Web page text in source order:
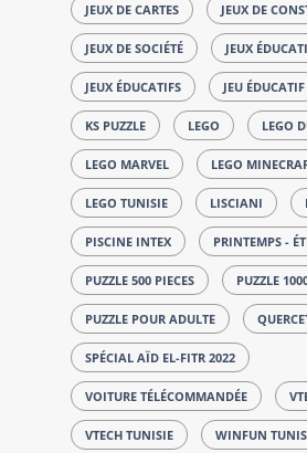
JEUX DE CARTES JEUX DE
JEUX DE SOCIÉTÉ JEUX
JEUX ÉDUCATIFS JEU ÉDUCATIF
KS PUZZLE LEGO LEGO
LEGO MARVEL LEGO
LEGO TUNISIE LISCIANI
PISCINE INTEX PRINTEMPS -
PUZZLE 500 PIECES PUZZLE
PUZZLE POUR ADULTE
SPÉCIAL AÏD EL-FITR 2022
VOITURE TÉLÉCOMMANDÉE
VTECH TUNISIE WINFUN